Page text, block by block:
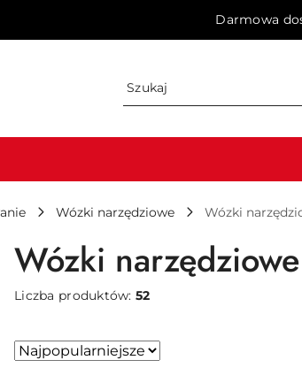
Darmowa
Wózki narzędziowe Wózki
Wózki
Liczba produktów:52
Zastosowano
Sortuj